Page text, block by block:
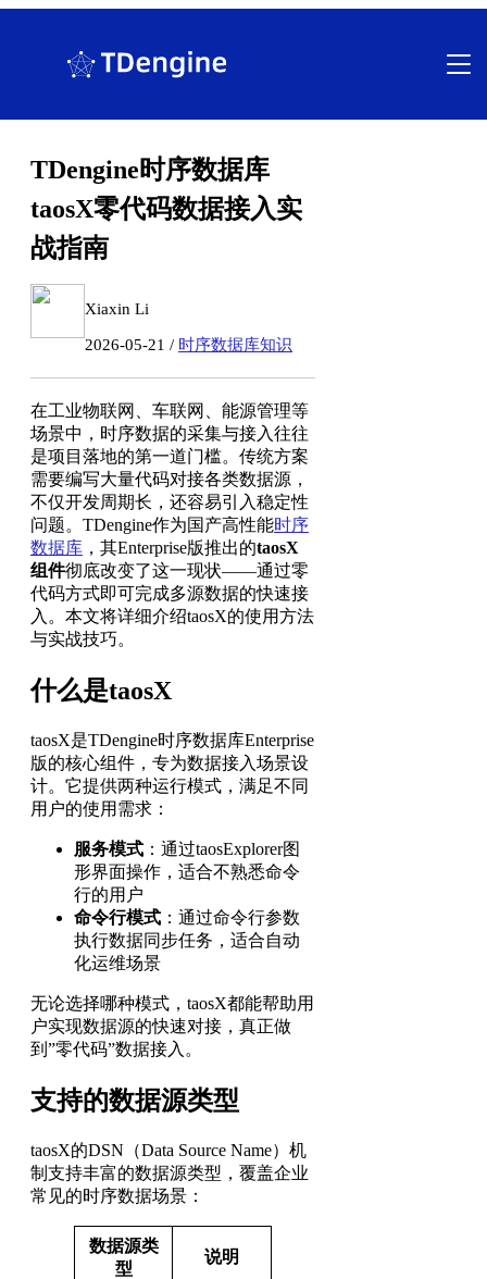
TDengine时序数据库
taosX零代码数据接入实
战指南
Xiaxin Li
2026-05-21 / 时序数据库知识
在工业物联网、车联网、能源管理等
场景中，时序数据的采集与接入往往
是项目落地的第一道门槛。传统方案
需要编写大量代码对接各类数据源，
不仅开发周期长，还容易引入稳定性
问题。TDengine作为国产高性能时序
数据库 ，其Enterprise版推出的taosX
组件彻底改变了这一现状——通过零
代码方式即可完成多源数据的快速接
入。本文将详细介绍taosX的使用方法
与实战技巧。
什么是taosX
taosX是TDengine时序数据库Enterprise
版的核心组件，专为数据接入场景设
计。它提供两种运行模式，满足不同
用户的使用需求：
服务模式 ：通过taosExplorer图
形界面操作，适合不熟悉命令
行的用户
命令行模式 ：通过命令行参数
执行数据同步任务，适合自动
化运维场景
无论选择哪种模式，taosX都能帮助用
户实现数据源的快速对接，真正做
到”零代码”数据接入。
支持的数据源类型
taosX的DSN（Data Source Name）机
制支持丰富的数据源类型，覆盖企业
常见的时序数据场景：
数据源类
型
说明